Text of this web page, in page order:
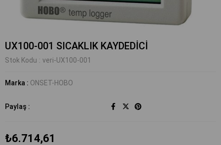
UX100-001 SICAKLIK KAYDEDİCİ
Stok Kodu veri-UX100-001
Marka : ONSET-HOBO
Paylaş :
₺6.714,61